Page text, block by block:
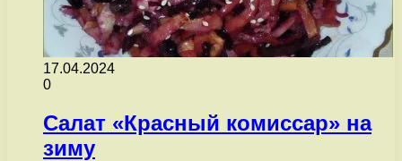
17.04.2024
0
Салат «Красный комиссар» на
зиму